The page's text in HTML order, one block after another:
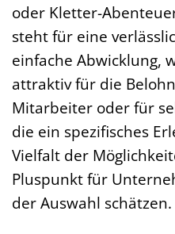
oder Kletter-
steht für eine
einfache Abwicklung,
attraktiv für die
Mitarbeiter oder für
die ein spezifisches
Vielfalt der
Pluspunkt für
der Auswahl schätzen.